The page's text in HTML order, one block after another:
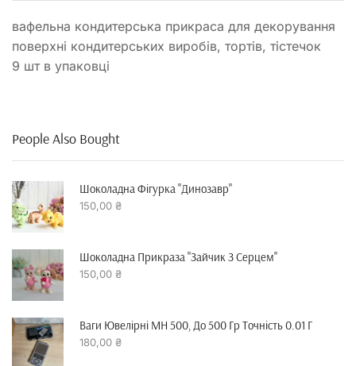
вафельна кондитерська прикраса для декорування
поверхні кондитерських виробів, тортів, тістечок
9 шт в упаковці
People Also Bought
Шоколадна Фігурка "динозавр"
150,00 ₴
Шоколадна Прикраза "зайчик З Серцем"
150,00 ₴
Ваги Ювелірні MH 500, До 500 Гр Точність 0.01 Г
180,00 ₴